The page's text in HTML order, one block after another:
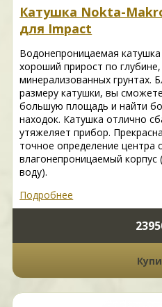
Катушка Nokta-
для Impact
Водонепроницаемая
хороший прирост по
минерализованных грунтах.
размеру катушки, вы
большую площадь и найти
находок. Катушка отлично
утяжеляет прибор.
точное определение центра
влагонепроницаемый корпус
воду).
Подробнее